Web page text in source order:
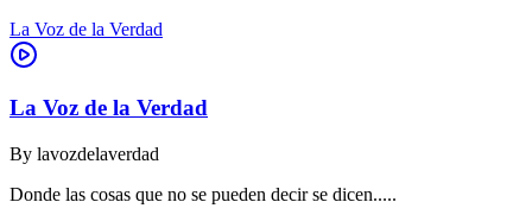
La Voz de la Verdad
La Voz de la Verdad
By lavozdelaverdad
Donde las cosas que no se pueden decir se dicen.....